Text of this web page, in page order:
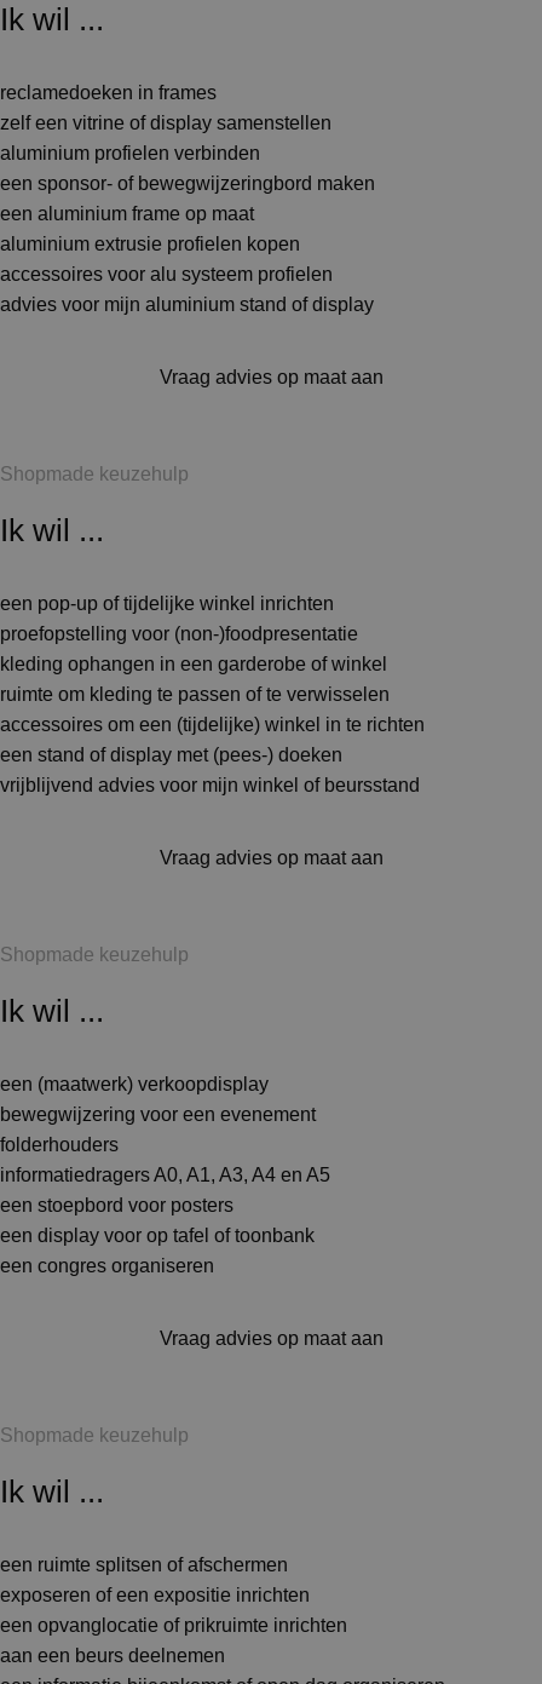
Ik wil ...
reclamedoeken in frames
zelf een vitrine of display samenstellen
aluminium profielen verbinden
een sponsor- of bewegwijzeringbord maken
een aluminium frame op maat
aluminium extrusie profielen kopen
accessoires voor alu systeem profielen
advies voor mijn aluminium stand of display
Vraag advies op maat aan
Shopmade keuzehulp
Ik wil ...
een pop-up of tijdelijke winkel inrichten
proefopstelling voor (non-)foodpresentatie
kleding ophangen in een garderobe of winkel
ruimte om kleding te passen of te verwisselen
accessoires om een (tijdelijke) winkel in te richten
een stand of display met (pees-) doeken
vrijblijvend advies voor mijn winkel of beursstand
Vraag advies op maat aan
Shopmade keuzehulp
Ik wil ...
een (maatwerk) verkoopdisplay
bewegwijzering voor een evenement
folderhouders
informatiedragers A0, A1, A3, A4 en A5
een stoepbord voor posters
een display voor op tafel of toonbank
een congres organiseren
Vraag advies op maat aan
Shopmade keuzehulp
Ik wil ...
een ruimte splitsen of afschermen
exposeren of een expositie inrichten
een opvanglocatie of prikruimte inrichten
aan een beurs deelnemen